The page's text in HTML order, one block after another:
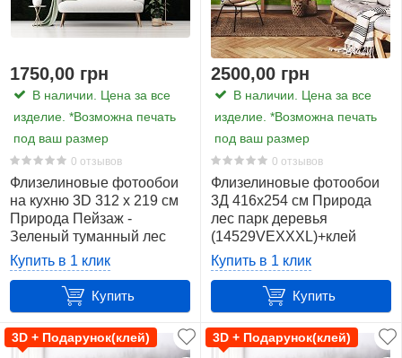
этого вам нужно перейти в карточку товара
понравившегося вам рисунка и просмотреть все
ниже.
Фотообои 3D Рассвет в лесу (952wg)
1750,00 грн
В наличии. Цена за все
изделие. *Возможна печать
под ваш размер
0 отзывов
Флизелиновые фотообои
на кухню 3D 312 x 219 см
Природа Пейзаж -
Зеленый туманный лес
(13026VEXXL)+клей
Купить в 1 клик
Купить
2500,00 грн
В наличии. Цена за все
изделие. *Возможна печать
под ваш размер
0 отзывов
Флизелиновые фотообои
3Д 416x254 см Природа
лес парк деревья
(14529VEXXXL)+клей
Купить в 1 клик
Купить
3D + Подарунок(клей) 3D + Подарунок(клей)